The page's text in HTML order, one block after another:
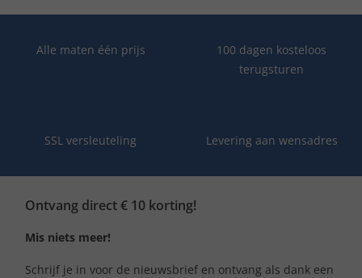
Alle maten één prijs
100 dagen kosteloos
terugsturen
SSL versleuteling Levering aan wensadres
Ontvang direct € 10 korting!
Mis niets meer!
Schrijf je in voor de nieuwsbrief en ontvang als dank een